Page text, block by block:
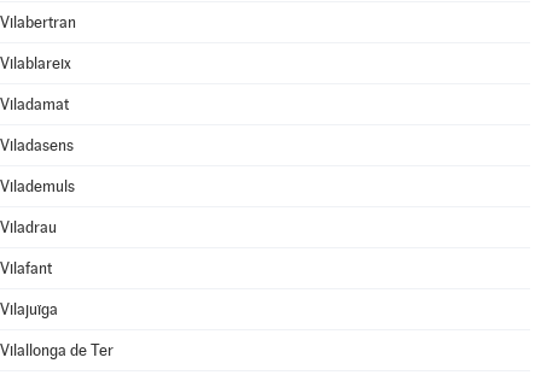
Vilabertran
Vilablareix
Viladamat
Viladasens
Vilademuls
Viladrau
Vilafant
Vilajuïga
Vilallonga de Ter